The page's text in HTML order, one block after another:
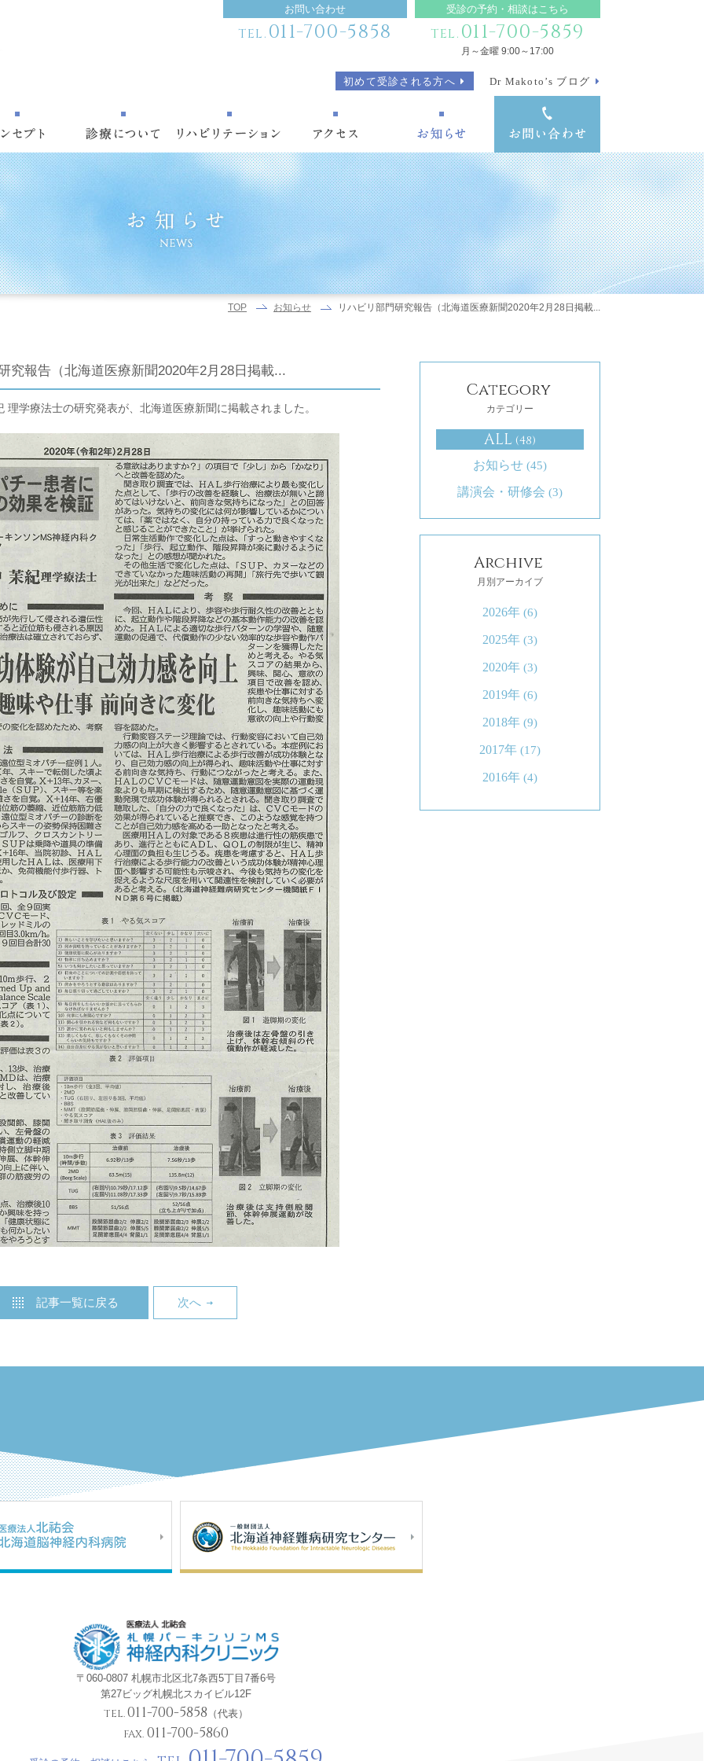
お問い合わせ
TEL. 011-700-5858
受診の予約・相談はこちら
TEL. 011-700-5859
月～金曜 9:00～17:00
初めて受診される方へ Dr Makoto’s ブログ
TOP お知らせ リハビリ部門研究報告（北海道医療新聞2020年2月28日掲載...
究報告（北海道医療新聞2020年2月28日掲載...
学療法士の研究発表が、北海道医療新聞に掲載されました。
記事一覧に戻る 次へ
Category
カテゴリー
ALL (48)
お知らせ (45)
講演会・研修会 (3)
Archive
月別アーカイブ
2026年 (6)
2025年 (3)
2020年 (3)
2019年 (6)
2018年 (9)
2017年 (17)
2016年 (4)
〒060-0807 札幌市北区北7条西5丁目7番6号
第27ビッグ札幌北スカイビル12F
TEL. 011-700-5858 （代表）
FAX. 011-700-5860